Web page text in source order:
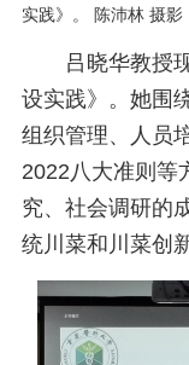
实践》。 陈沛林 摄影
吕晓华教授
设实践》。她围
组织管理、人员
2022八大准则等
究、社会调研的
统川菜和川菜创